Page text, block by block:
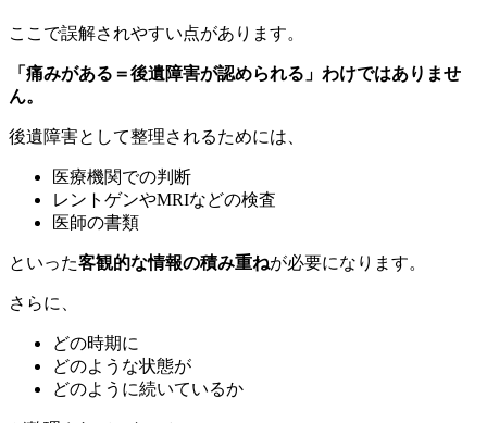
ここで誤解されやすい点があります。
「痛みがある＝後遺障害が認められる」わけではありませ
ん。
後遺障害として整理されるためには、
医療機関での判断
レントゲンやMRIなどの検査
医師の書類
といった客観的な情報の積み重ねが必要になります。
さらに、
どの時期に
どのような状態が
どのように続いているか